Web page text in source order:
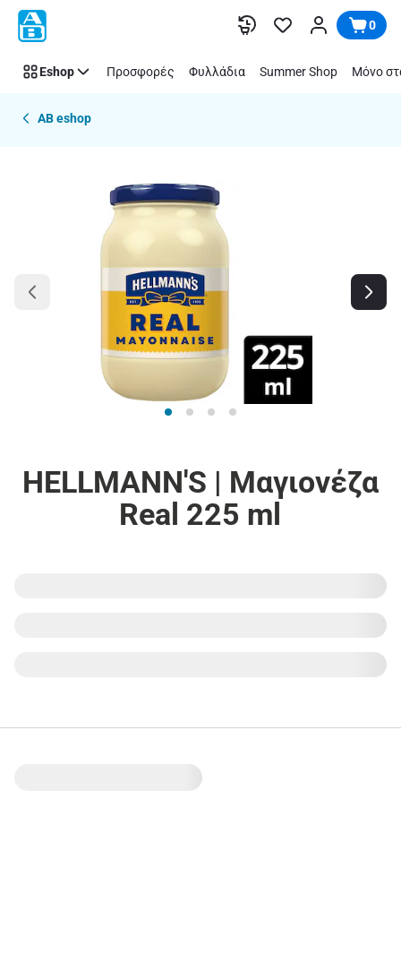
Παράλειψη 0
Eshop Προσφορές Φυλλάδια Summer Shop Μόνο
AB eshop
HELLMANN'S | Μαγιονέζα
Real 225 ml